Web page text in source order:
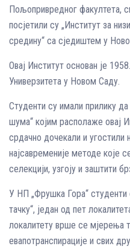
Пољопривредног факултета,
посјетили су „Институт за
средину“ са сједиштем у
Овај Институт основан је
Универзитета у Новом Саду.
Студенти су имали прилику
шума“ којим располаже овај
срдачно дочекали и угостили
најсавременије методе које
селекцији, узгоју и заштити
У НП „Фрушка Гора“ студенти
тачку“, један од пет
локалитету врше се мјерења
евапотранспирације и свих